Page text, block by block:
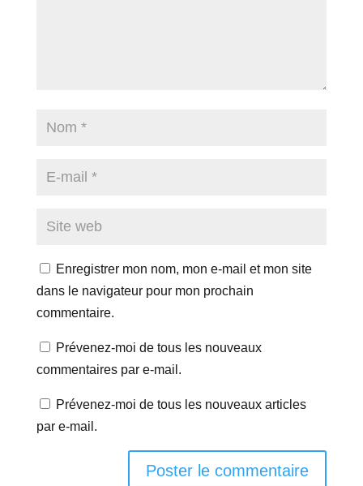
Enregistrer mon nom, mon e-mail et mon site
dans le navigateur pour mon prochain
commentaire.
Prévenez-moi de tous les nouveaux
commentaires par e-mail.
Prévenez-moi de tous les nouveaux articles
par e-mail.